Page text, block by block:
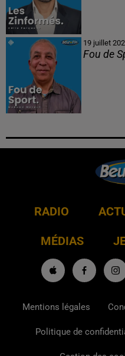
19 juillet
Fou de
RADIO
MÉDIAS
Mentions légales
Politique de